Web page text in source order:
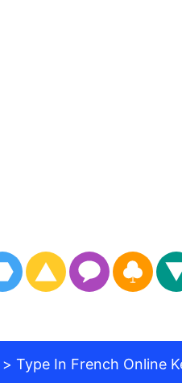
Type In French Online